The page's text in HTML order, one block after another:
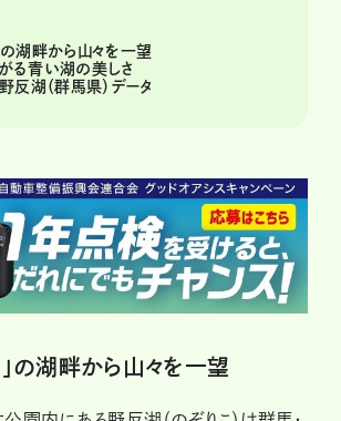
の湖畔から山々を一望
る青い湖の美しさ
反湖（群馬県）データ
」の湖畔から山々を一望